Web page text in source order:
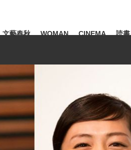
文藝春秋 WOMAN CINEMA 読書
#森岡毅 #城彰二 #内田有紀
#